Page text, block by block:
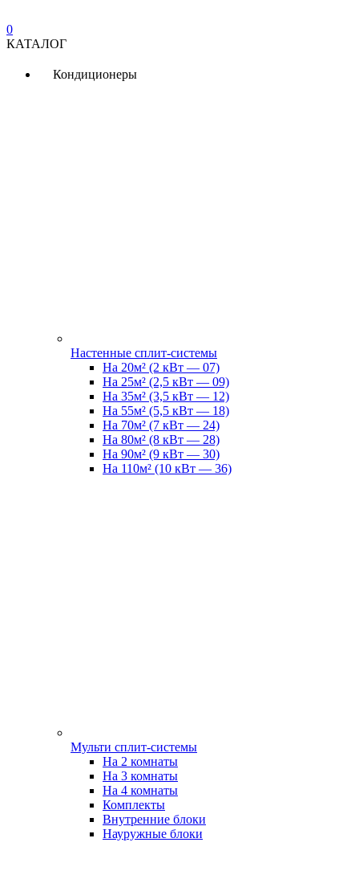
0
КАТАЛОГ
Кондиционеры
Настенные сплит-системы
На 20м² (2 кВт — 07)
На 25м² (2,5 кВт — 09)
На 35м² (3,5 кВт — 12)
На 55м² (5,5 кВт — 18)
На 70м² (7 кВт — 24)
На 80м² (8 кВт — 28)
На 90м² (9 кВт — 30)
На 110м² (10 кВт — 36)
Мульти сплит-системы
На 2 комнаты
На 3 комнаты
На 4 комнаты
Комплекты
Внутренние блоки
Науружные блоки